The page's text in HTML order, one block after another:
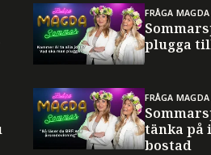
FRÅGA MAGDA
plugga
FRÅGA MAGDA
tänka på
bostad